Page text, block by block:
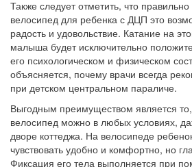
Также следует отметить, что
велосипед для ребенка с ДЦП это
радость и удовольствие. Катание на
малыша будет исключительно
его психологическом и физическом
объясняется, почему врачи всегда
при детском центральном параличе.
Выгодным преимуществом является то,
велосипед можно в любых условиях,
дворе коттеджа. На велосипеде
чувствовать удобно и комфортно, но
Фиксация его тела выполняется при